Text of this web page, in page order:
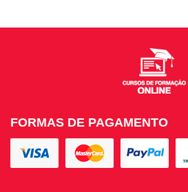
FORMAS DE PAGAMENTO